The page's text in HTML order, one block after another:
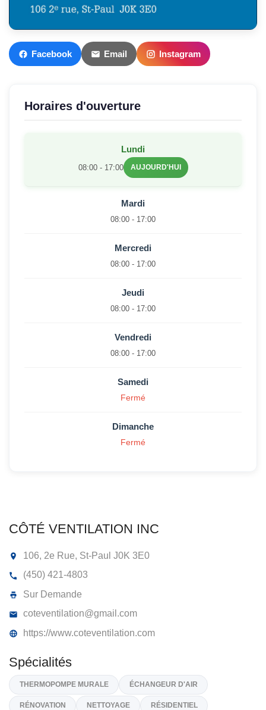
CÔTÉ VENTILATION INC
106, 2e Rue, St-Paul
(450) 421-4803
Sur Demande
Facebook Email Instagram
Horaires d'ouverture
Lundi
08:00 - 17:00 AUJOURD'HUI
Mardi
08:00 - 17:00
Mercredi
08:00 - 17:00
Jeudi
08:00 - 17:00
Vendredi
08:00 - 17:00
Samedi
Fermé
Dimanche
Fermé